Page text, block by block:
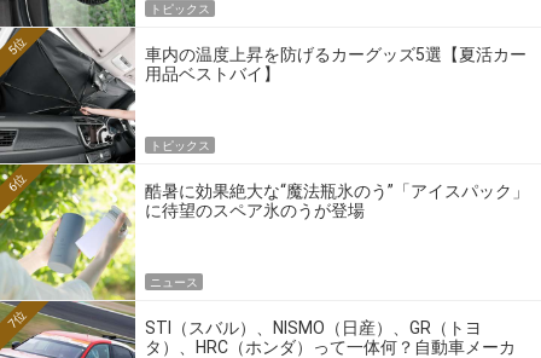
トピックス
車内の温度上昇を防げるカーグッズ5選【夏活カー
用品ベストバイ】
5位
トピックス
酷暑に効果絶大な“魔法瓶氷のう”「アイスパック」
に待望のスペア氷のうが登場
6位
ニュース
STI（スバル）、NISMO（日産）、GR（トヨ
タ）、HRC（ホンダ）って一体何？自動車メーカ
7位